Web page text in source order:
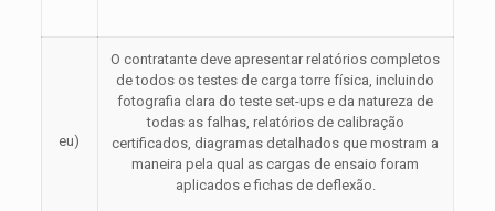
eu)
O contratante deve apresentar relatórios completos
de todos os testes de carga torre física, incluindo
fotografia clara do teste set-ups e da natureza de
todas as falhas, relatórios de calibração
certificados, diagramas detalhados que mostram a
maneira pela qual as cargas de ensaio foram
aplicados e fichas de deflexão.